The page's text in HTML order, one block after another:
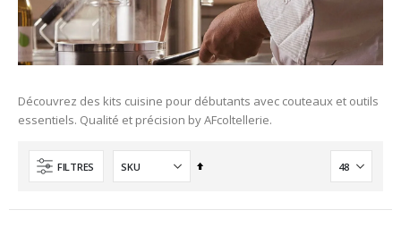
Découvrez des kits cuisine pour débutants avec couteaux et outils
essentiels. Qualité et précision by AFcoltellerie.
FILTRES
Ordre